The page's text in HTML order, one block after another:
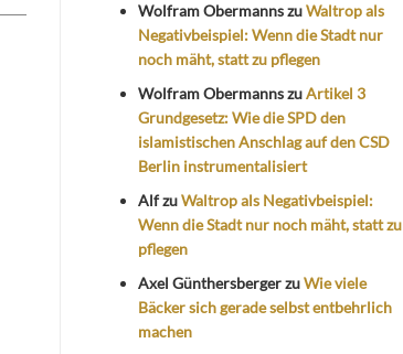
Wolfram ObermannszuWaltrop als
Negativbeispiel: Wenn die Stadt nur
noch mäht, statt zu pflegen
Wolfram ObermannszuArtikel 3
Grundgesetz: Wie die SPD den
islamistischen Anschlag auf den CSD
Berlin instrumentalisiert
AlfzuWaltrop als Negativbeispiel:
Wenn die Stadt nur noch mäht, statt zu
pflegen
Axel GünthersbergerzuWie viele
Bäcker sich gerade selbst entbehrlich
machen